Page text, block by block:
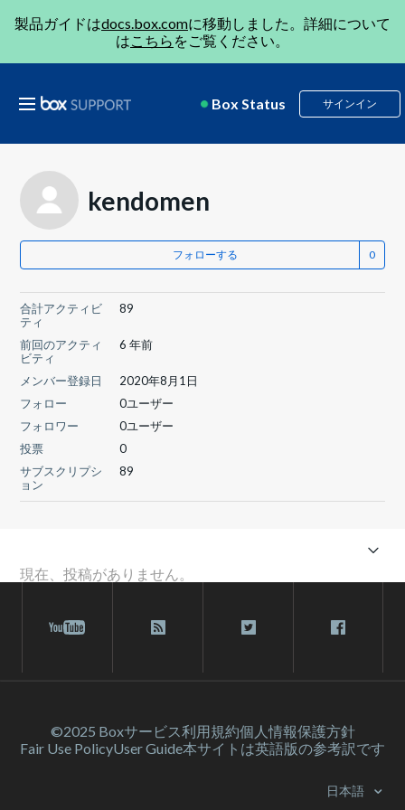
製品ガイドはdocs.box.comに移動しました。詳細について
はこちら をご覧ください。
Box Status サインイン
kendomen
フォローする
合計アクティビ
ティ
89
前回のアクティ
ビティ
6 年前
メンバー登録日
2020年8月1日
フォロー
0ユーザー
フォロワー
0ユーザー
投票
0
サブスクリプシ
ョン
89
現在、投稿がありません。
©2025 Boxサービス利⽤規約個人情報保護方針
Fair Use PolicyUser Guide本サイトは英語版の参考訳です
日本語